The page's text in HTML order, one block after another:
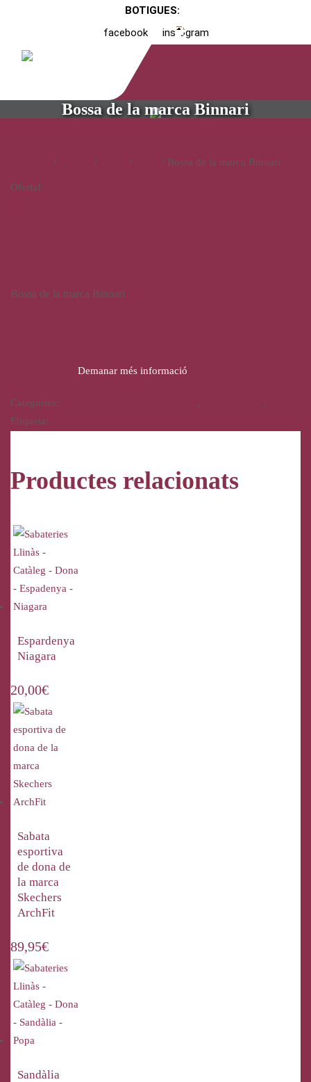
BOTIGUES:
facebook
instagram
Bossa de la marca Binnari
/ / / / Bossa de la marca Binnari
Oferta!
Bossa de la marca Binnari
Demanar més informació
Categories: , ,
Etiqueta:
Productes relacionats
Espardenya
Niagara
20,00€
Sabata
esportiva
de dona de
la marca
Skechers
ArchFit
89,95€
Sandàlia